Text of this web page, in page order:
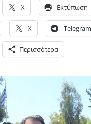
X Εκτύπωση
X Telegram
Περισσότερα